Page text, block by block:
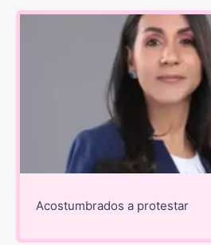
Acostumbrados a protestar